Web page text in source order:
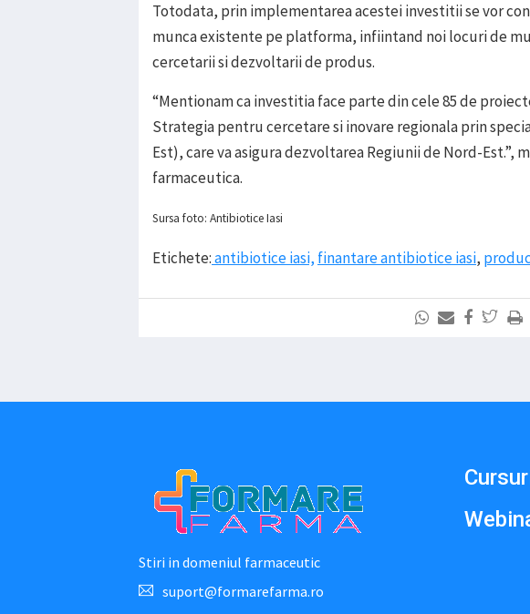
Totodata, prin implementarea acestei investitii se vor
munca existente pe platforma, infiintand noi locuri de
cercetarii si dezvoltarii de produs.
“Mentionam ca investitia face parte din cele 85 de
Strategia pentru cercetare si inovare regionala prin
Est), care va asigura dezvoltarea Regiunii de Nord-Est.”,
farmaceutica.
Sursa foto: Antibiotice Iasi
Etichete:antibiotice iasi, finantare antibiotice iasi,
Stiri in domeniul farmaceutic
suport@formarefarma.ro